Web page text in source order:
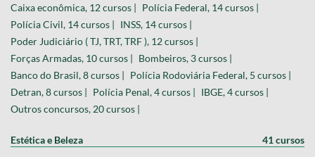
Caixa econômica, 12 cursos | Polícia Federal, 14 cursos |
Polícia Civil, 14 cursos | INSS, 14 cursos |
Poder Judiciário ( TJ, TRT, TRF ), 12 cursos |
Forças Armadas, 10 cursos | Bombeiros, 3 cursos |
Banco do Brasil, 8 cursos | Polícia Rodoviária Federal, 5 cursos |
Detran, 8 cursos | Polícia Penal, 4 cursos | IBGE, 4 cursos |
Outros concursos, 20 cursos |
Estética e Beleza 41 cursos